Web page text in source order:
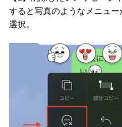
すると写真のようなメニュ
選択。